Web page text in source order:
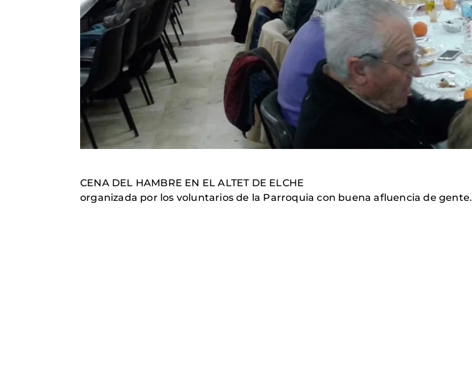
CENA DEL HAMBRE EN EL ALTET DE ELCHE
organizada por los voluntarios de la Parroquia con buena afluencia de gente.